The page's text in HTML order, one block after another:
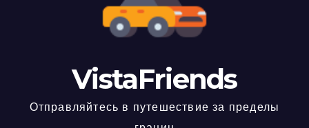
VistaFriends
Отправляйтесь в путешествие за пределы